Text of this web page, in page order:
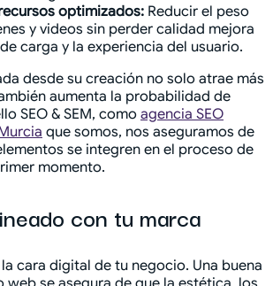
optimizados: Reducir el peso
y videos sin perder calidad mejora
carga y la experiencia del usuario.
desde su creación no solo atrae más
aumenta la probabilidad de
SEO & SEM, como agencia SEO
que somos, nos aseguramos de
se integren en el proceso de
momento.
con tu marca
cara digital de tu negocio. Una buena